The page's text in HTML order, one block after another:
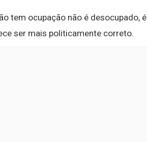
Mute
tem ocupação não é desocupado, é
ser mais politicamente correto.